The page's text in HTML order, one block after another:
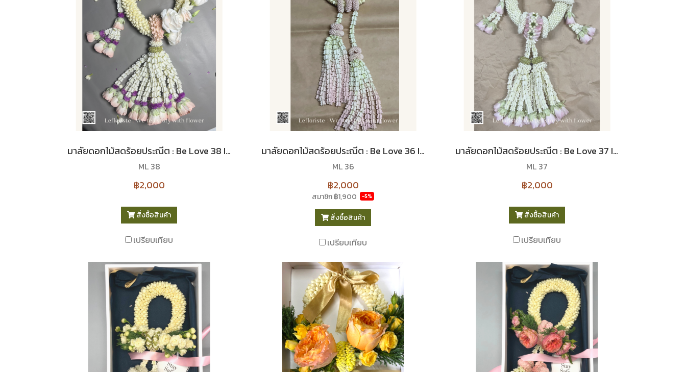
มาลัยดอกไม้สดร้อยประณีต : Be Love 38 I Le Floriste
ML 38
฿2,000
สั่งซื้อสินค้า
เปรียบเทียบ
มาลัยดอกไม้สดร้อยประณีต : Be Love 36 I Le Floriste
ML 36
฿2,000
สมาชิก฿1,900 -5%
สั่งซื้อสินค้า
เปรียบเทียบ
มาลัยดอกไม้สดร้อยประณีต : Be Love 37 I Le Floriste
ML 37
฿2,000
สั่งซื้อสินค้า
เปรียบเทียบ